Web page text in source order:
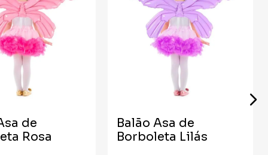
de
Rosa
Balão Asa de
Borboleta Lilás